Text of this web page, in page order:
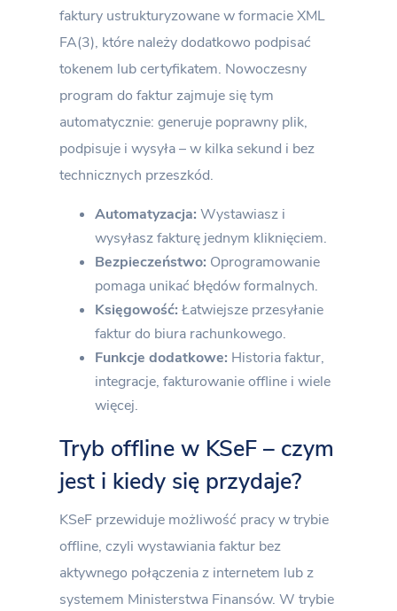
faktury ustrukturyzowane w formacie XML
FA(3), które należy dodatkowo podpisać
tokenem lub certyfikatem. Nowoczesny
program do faktur zajmuje się tym
automatycznie: generuje poprawny plik,
podpisuje i wysyła – w kilka sekund i bez
technicznych przeszkód.
Automatyzacja: Wystawiasz i
wysyłasz fakturę jednym kliknięciem.
Bezpieczeństwo: Oprogramowanie
pomaga unikać błędów formalnych.
Księgowość: Łatwiejsze przesyłanie
faktur do biura rachunkowego.
Funkcje dodatkowe: Historia faktur,
integracje, fakturowanie offline i wiele
więcej.
Tryb offline w KSeF – czym
jest i kiedy się przydaje?
KSeF przewiduje możliwość pracy w trybie
offline, czyli wystawiania faktur bez
aktywnego połączenia z internetem lub z
systemem Ministerstwa Finansów. W trybie